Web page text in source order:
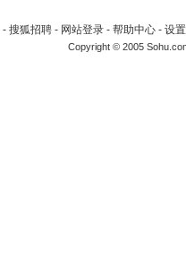
- 搜狐招聘 - 网站登录 - 帮助中心 - 设
Copyright © 2005